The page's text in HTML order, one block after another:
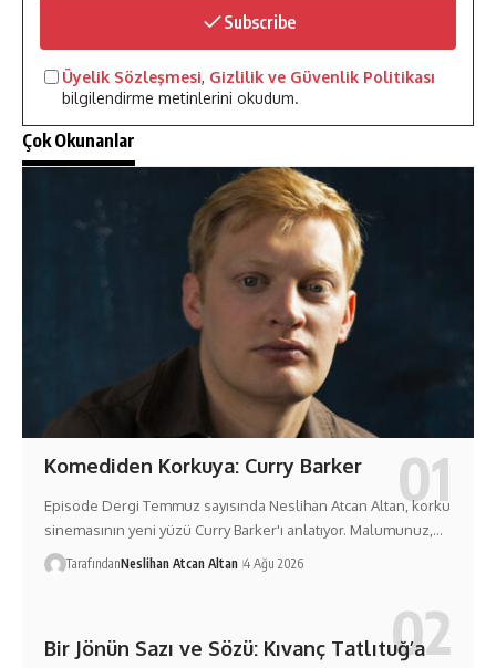
Subscribe
Üyelik Sözleşmesi, Gizlilik ve Güvenlik Politikası
bilgilendirme metinlerini okudum.
Çok Okunanlar
Komediden Korkuya: Curry Barker
Episode Dergi Temmuz sayısında Neslihan Atcan Altan, korku
sinemasının yeni yüzü Curry Barker'ı anlatıyor. Malumunuz,…
TarafındanNeslihan Atcan Altan 4 Ağu 2026
Bir Jönün Sazı ve Sözü: Kıvanç Tatlıtuğ’a